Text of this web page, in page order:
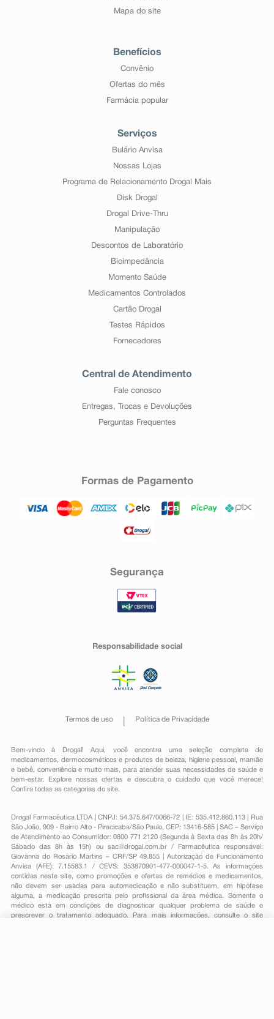
Mapa do site
Benefícios
Convênio
Ofertas do mês
Farmácia popular
Serviços
Bulário Anvisa
Nossas Lojas
Programa de Relacionamento Drogal Mais
Disk Drogal
Drogal Drive-Thru
Manipulação
Descontos de Laboratório
Bioimpedância
Momento Saúde
Medicamentos Controlados
Cartão Drogal
Testes Rápidos
Fornecedores
Central de Atendimento
Fale conosco
Entregas, Trocas e Devoluções
Perguntas Frequentes
Formas de Pagamento
Segurança
Responsabilidade social
Termos de uso Política de Privacidade
Bem-vindo à Drogal! Aqui, você encontra uma seleção completa de
medicamentos , dermocosméticos e produtos de beleza, higiene pessoal ,mamãe
e bebê, conveniênciae muito mais, para atender suas necessidades de saúde e
bem-estar. Explore nossas ofertas e descubra o cuidado que você merece!
Confira todas as categorias do site.
Drogal Farmacêutica LTDA | CNPJ: 54.375.647/0066-72 | IE: 535.412.860.113 | Rua
São João, 909 - Bairro Alto - Piracicaba/São Paulo, CEP: 13416-585 | SAC – Serviço
de Atendimento ao Consumidor: 0800 771 2120 (Segunda à Sexta das 8h às 20h/
Sábado das 8h às 15h) ou sac@drogal.com.br/ Farmacêutica responsável:
Giovanna do Rosario Martins – CRF/SP 49.855 | Autorização de Funcionamento
Anvisa (AFE): 7.15583.1 / CEVS: 353870901-477-000047-1-5. As informações
contidas neste site, como promoções e ofertas de remédios e medicamentos,
não devem ser usadas para automedicação e não substituem, em hipótese
alguma, a medicação prescrita pelo profissional da área médica. Somente o
médico está em condições de diagnosticar qualquer problema de saúde e
prescrever o tratamento adequado. Para mais informações, consulte o site